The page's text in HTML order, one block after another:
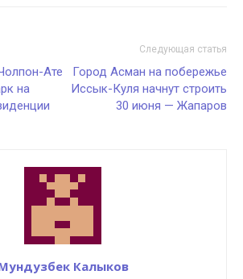
Ате
на
Следующая статья
Город Асман на побережье
Иссык-Куля начнут строить
30 июня — Жапаров
Калыков